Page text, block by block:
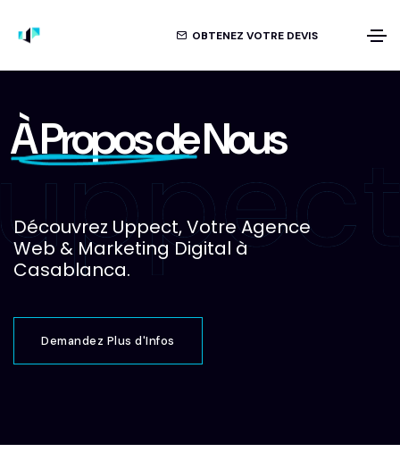
OBTENEZ VOTRE DEVIS
À Propos deNous
Découvrez Uppect, Votre Agence
Web & Marketing Digital à
Casablanca.
Demandez Plus d'Infos